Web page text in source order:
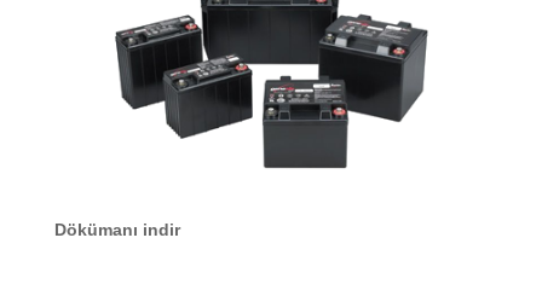
Dökümanı indir